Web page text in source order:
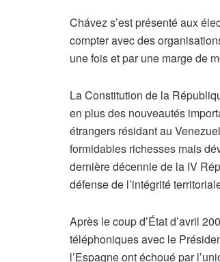
Chávez s’est présenté aux
compter avec des
une fois et par une marge de
La Constitution de la
en plus des nouveautés
étrangers résidant au
formidables richesses mais
dernière décennie de la IV
défense de l’intégrité
Après le coup d’État d’avril
téléphoniques avec le
l’Espagne ont échoué par